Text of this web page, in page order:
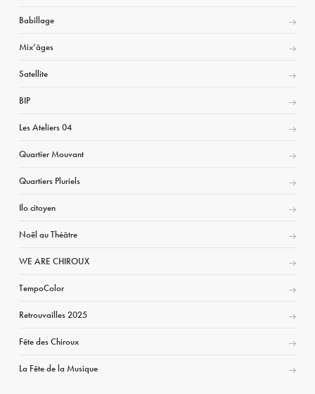
Babillage
Mix’âges
Satellite
BIP
Les Ateliers 04
Quartier Mouvant
Quartiers Pluriels
Ilo citoyen
Noël au Théâtre
WE ARE CHIROUX
TempoColor
Retrouvailles 2025
Fête des Chiroux
La Fête de la Musique